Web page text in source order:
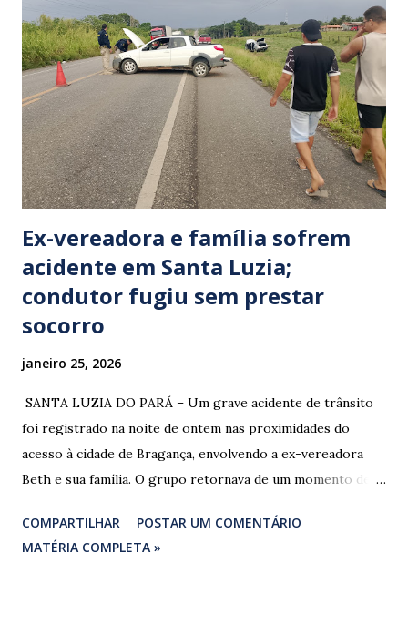
Ex-vereadora e família sofrem
acidente em Santa Luzia;
condutor fugiu sem prestar
socorro
janeiro 25, 2026
​ SANTA LUZIA DO PARÁ – Um grave acidente de trânsito
foi registrado na noite de ontem nas proximidades do
acesso à cidade de Bragança, envolvendo a ex-vereadora
Beth e sua família. O grupo retornava de um momento de
vereadora e irmão dos ex-vereadores de Bragança, Mauro
Rodrigues e Zeca Rodrigues , estava voltando do
COMPARTILHAR
POSTAR UM COMENTÁRIO
MATÉRIA COMPLETA »